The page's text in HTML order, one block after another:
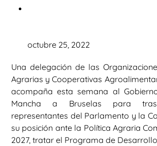
octubre 25, 2022
Una delegación de las
Agrarias y Cooperativas
acompaña esta semana al
Mancha a Bruselas para
representantes del Parlamento y la
su posición ante la Política Agraria
2027, tratar el Programa de